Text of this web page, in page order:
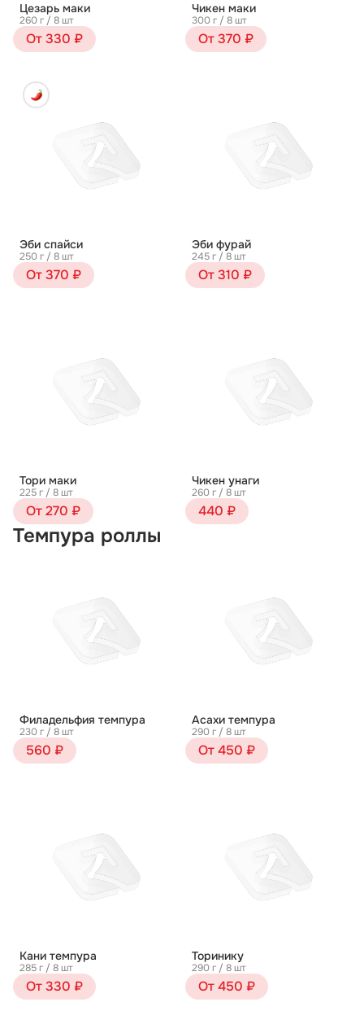
Цезарь маки
260 г / 8 шт
От 330 ₽
Чикен маки
300 г / 8 шт
От 370 ₽
Эби спайси
250 г / 8 шт
От 370 ₽
Эби фурай
245 г / 8 шт
От 310 ₽
Тори маки
225 г / 8 шт
От 270 ₽
Чикен унаги
260 г / 8 шт
440 ₽
Темпура роллы
Филадельфия темпура
230 г / 8 шт
560 ₽
Асахи темпура
290 г / 8 шт
От 450 ₽
Кани темпура
285 г / 8 шт
От 330 ₽
Торинику
290 г / 8 шт
От 450 ₽